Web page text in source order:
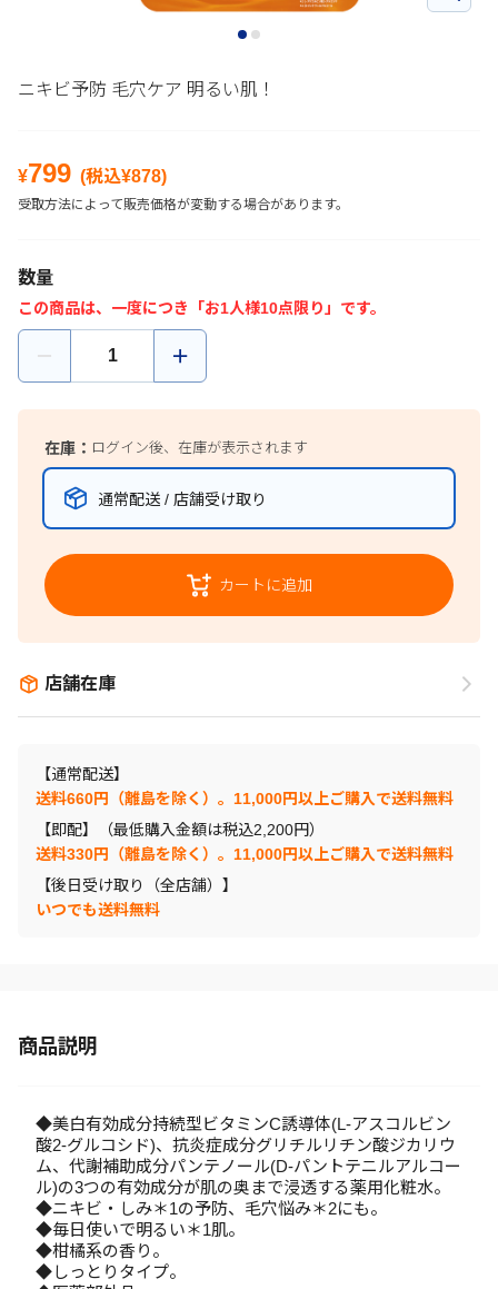
ニキビ予防 毛穴ケア 明るい肌！
¥799 (税込¥878)
受取方法によって販売価格が変動する場合があります。
数量
この商品は、一度につき「お1人様10点限り」です。
在庫： ログイン後、在庫が表示されます
通常配送 / 店舗受け取り
カートに追加
店舗在庫
【通常配送】
送料660円（離島を除く）。11,000円以上ご購入で送料無料
【即配】（最低購入金額は税込2,200円）
送料330円（離島を除く）。11,000円以上ご購入で送料無料
【後日受け取り（全店舗）】
いつでも送料無料
商品説明
◆美白有効成分持続型ビタミンC誘導体(L-アスコルビン
酸2-グルコシド)、抗炎症成分グリチルリチン酸ジカリウ
ム、代謝補助成分パンテノール(D-パントテニルアルコー
ル)の3つの有効成分が肌の奥まで浸透する薬用化粧水。
◆ニキビ・しみ＊1の予防、毛穴悩み＊2にも。
◆毎日使いで明るい＊1肌。
◆柑橘系の香り。
◆しっとりタイプ。